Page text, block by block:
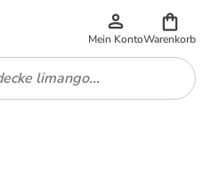
Mein KontoWarenkorb